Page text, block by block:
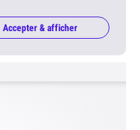
Accepter & afficher